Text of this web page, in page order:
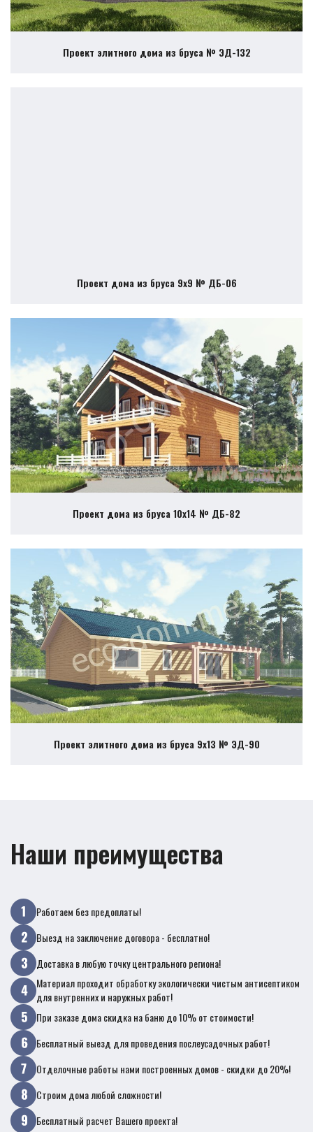
Проект элитного дома из бруса № ЭД-132
Проект дома из бруса 9х9 № ДБ-06
Проект дома из бруса 10х14 № ДБ-82
Проект элитного дома из бруса 9х13 № ЭД-90
Наши преимущества
Работаем без предоплаты!
Выезд на заключение договора - бесплатно!
Доставка в любую точку центрального региона!
Материал проходит обработку экологически чистым антисептиком
для внутренних и наружных работ!
При заказе дома скидка на баню до 10% от стоимости!
Бесплатный выезд для проведения послеусадочных работ!
Отделочные работы нами построенных домов - скидки до 20%!
Строим дома любой сложности!
Бесплатный расчет Вашего проекта!